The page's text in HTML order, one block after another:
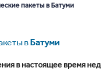
пакеты в Батуми
вБатуми
в настоящее время